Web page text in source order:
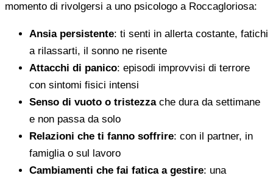
momento di rivolgersi a uno psicologo a Roccagloriosa:
Ansia persistente: ti senti in allerta costante, fatichi
a rilassarti, il sonno ne risente
Attacchi di panico: episodi improvvisi di terrore
con sintomi fisici intensi
Senso di vuoto o tristezzache dura da settimane
e non passa da solo
Relazioni che ti fanno soffrire: con il partner, in
famiglia o sul lavoro
Cambiamenti che fai fatica a gestire: una